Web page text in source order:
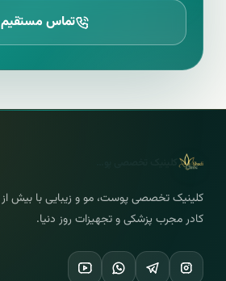
تماس مستقیم
کادر مجرب پزشکی و تجهیزات روز دنیا.